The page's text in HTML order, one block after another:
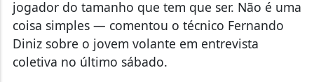
jogador do tamanho que tem que ser. Não é uma
coisa simples — comentou o técnico Fernando
Diniz sobre o jovem volante em entrevista
coletiva no último sábado.